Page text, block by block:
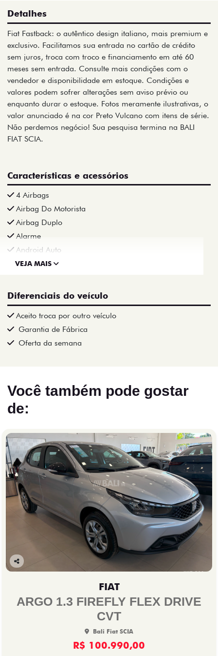
Detalhes
Fiat Fastback: o autêntico design italiano, mais premium e
exclusivo. Facilitamos sua entrada no cartão de crédito
sem juros, troca com troco e financiamento em até 60
meses sem entrada. Consulte mais condições com o
vendedor e disponibilidade em estoque. Condições e
valores podem sofrer alterações sem aviso prévio ou
enquanto durar o estoque. Fotos meramente ilustrativas, o
valor anunciado é na cor Preto Vulcano com itens de série.
Não perdemos negócio! Sua pesquisa termina na BALI
FIAT SCIA.
Características e acessórios
4 Airbags
Airbag Do Motorista
Airbag Duplo
Alarme
Android Auto
VEJA MAIS
Diferenciais do veículo
Aceito troca por outro veículo
Garantia de Fábrica
Oferta da semana
Você também pode gostar
de:
Co
lhe
FIAT
ARGO 1.3 FIREFLY FLEX DRIVE
CVT
Bali Fiat SCIA
R$ 100.990,00